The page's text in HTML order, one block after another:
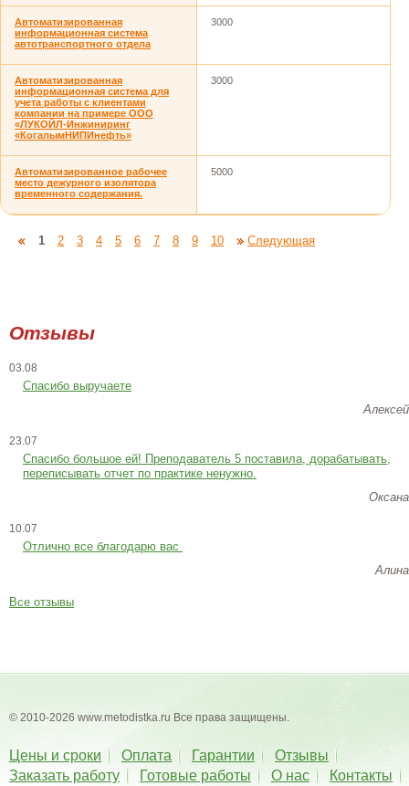
Автоматизированная
информационная система
автотранспортного отдела
3000
Автоматизированная
информационная система для
учета работы с клиентами
компании на примере ООО
«ЛУКОЙЛ-Инжиниринг
«КогалымНИПИнефть»
3000
Автоматизированное рабочее
место дежурного изолятора
временного содержания.
5000
1 2 3 4 5 6 7 8 9 10 Следующая
Отзывы
03.08
Спасибо выручаете
Алексей
23.07
Cпасибо большое ей! Преподаватель 5 поставила, дорабатывать,
переписывать отчет по практике ненужно.
Оксана
10.07
Отлично все благодарю вас
Алина
Все отзывы
© 2010-2026 www.metodistka.ru Все права защищены.
Цены и сроки Оплата Гарантии
Отзывы
Заказать работу
Готовые работы О нас Контакты